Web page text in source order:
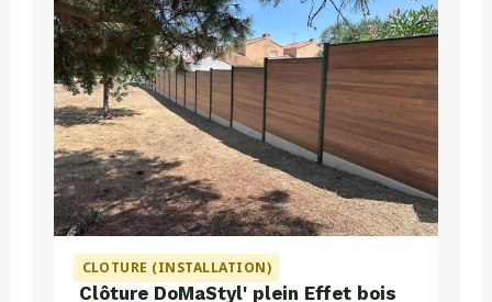
CLOTURE (INSTALLATION)
Clôture DoMaStyl' plein Effet bois